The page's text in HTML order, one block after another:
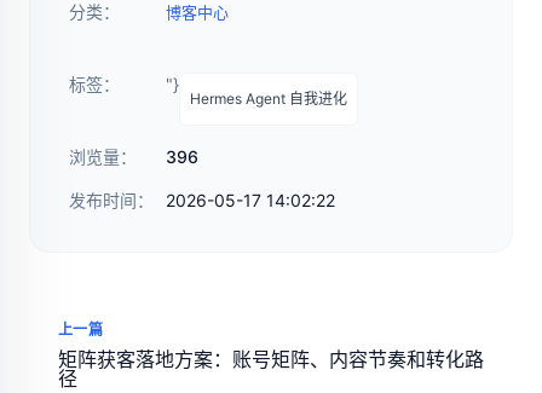
分类： 博客中心
标签： "}
Hermes Agent 自我进化
浏览量： 396
发布时间： 2026-05-17 14:02:22
上一篇
矩阵获客落地方案：账号矩阵、内容节奏和转化路
径